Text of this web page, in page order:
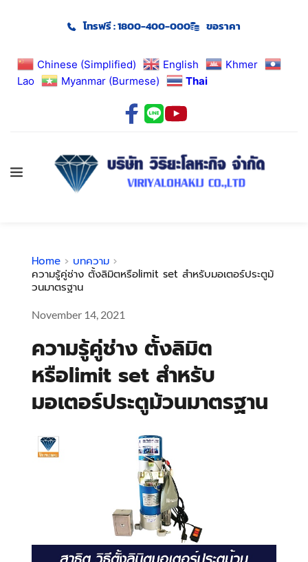
Chinese (Simplified) English
Khmer
Lao
Myanmar (Burmese) Thai
โทรฟรี : 1800-400-000 ขอราคา
Home
บทความ
ความรู้คู่ช่าง ตั้งลิมิตหรือlimit set สำหรับมอเตอร์ประตูม้
วนมาตรฐาน
November 14, 2021
ความรู้คู่ช่าง ตั้งลิมิต
หรือlimit set สำหรับ
มอเตอร์ประตูม้วนมาตรฐาน